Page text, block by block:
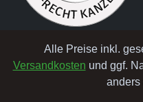
Alle Preise inkl.
Versandkosten und ggf.
anders